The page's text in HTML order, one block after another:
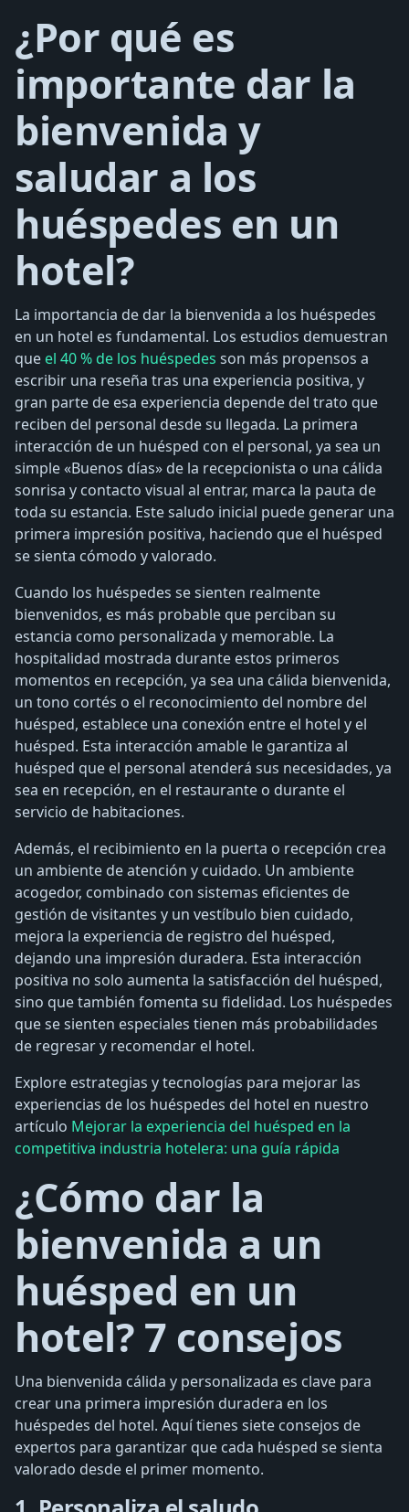
¿Por qué es
importante dar la
bienvenida y
saludar a los
huéspedes en un
hotel?
La importancia de dar la bienvenida a los huéspedes
en un hotel es fundamental. Los estudios demuestran
que el 40 % de los huéspedes son más propensos a
escribir una reseña tras una experiencia positiva, y
gran parte de esa experiencia depende del trato que
reciben del personal desde su llegada. La primera
interacción de un huésped con el personal, ya sea un
simple «Buenos días» de la recepcionista o una cálida
sonrisa y contacto visual al entrar, marca la pauta de
toda su estancia. Este saludo inicial puede generar una
primera impresión positiva, haciendo que el huésped
se sienta cómodo y valorado.
Cuando los huéspedes se sienten realmente
bienvenidos, es más probable que perciban su
estancia como personalizada y memorable. La
hospitalidad mostrada durante estos primeros
momentos en recepción, ya sea una cálida bienvenida,
un tono cortés o el reconocimiento del nombre del
huésped, establece una conexión entre el hotel y el
huésped. Esta interacción amable le garantiza al
huésped que el personal atenderá sus necesidades, ya
sea en recepción, en el restaurante o durante el
servicio de habitaciones.
Además, el recibimiento en la puerta o recepción crea
un ambiente de atención y cuidado. Un ambiente
acogedor, combinado con sistemas eficientes de
gestión de visitantes y un vestíbulo bien cuidado,
mejora la experiencia de registro del huésped,
dejando una impresión duradera. Esta interacción
positiva no solo aumenta la satisfacción del huésped,
sino que también fomenta su fidelidad. Los huéspedes
que se sienten especiales tienen más probabilidades
de regresar y recomendar el hotel.
Explore estrategias y tecnologías para mejorar las
experiencias de los huéspedes del hotel en nuestro
artículo Mejorar la experiencia del huésped en la
competitiva industria hotelera: una guía rápida
¿Cómo dar la
bienvenida a un
huésped en un
hotel? 7 consejos
Una bienvenida cálida y personalizada es clave para
crear una primera impresión duradera en los
huéspedes del hotel. Aquí tienes siete consejos de
expertos para garantizar que cada huésped se sienta
valorado desde el primer momento.